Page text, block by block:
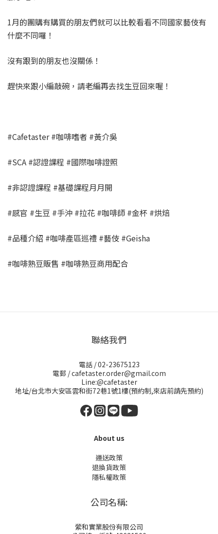
1月的團購有購買的朋友們就可以比較看看不同國家藝伎有
什麼不同囉！
沒有跟到的朋友也沒關係！
趕快來跟小編敲碗，請老編再去找生豆回來喔！
#Cafetaster #咖啡嗜者 #黃介吳
#SCA #認證課程 #國際咖啡證照
#非認證課程 #基礎課程月月開
#感官 #生豆 #手沖 #拉花 #咖啡師 #金杯 #烘焙
#品種介紹 #咖啡產區巡禮 #藝伎 #Geisha
#咖啡熟豆販售 #咖啡熟豆商用配合
聯絡我們
電話 / 02-23675123
電郵 / cafetaster.order@gmail.com
Line:@cafetaster
地址/台北市大安區雲和街72巷1號1樓(預約制,來店前請先預約)
About us
運送政策
退換貨政策
隱私權政策
公司名稱:
縈和實業股份有限公司